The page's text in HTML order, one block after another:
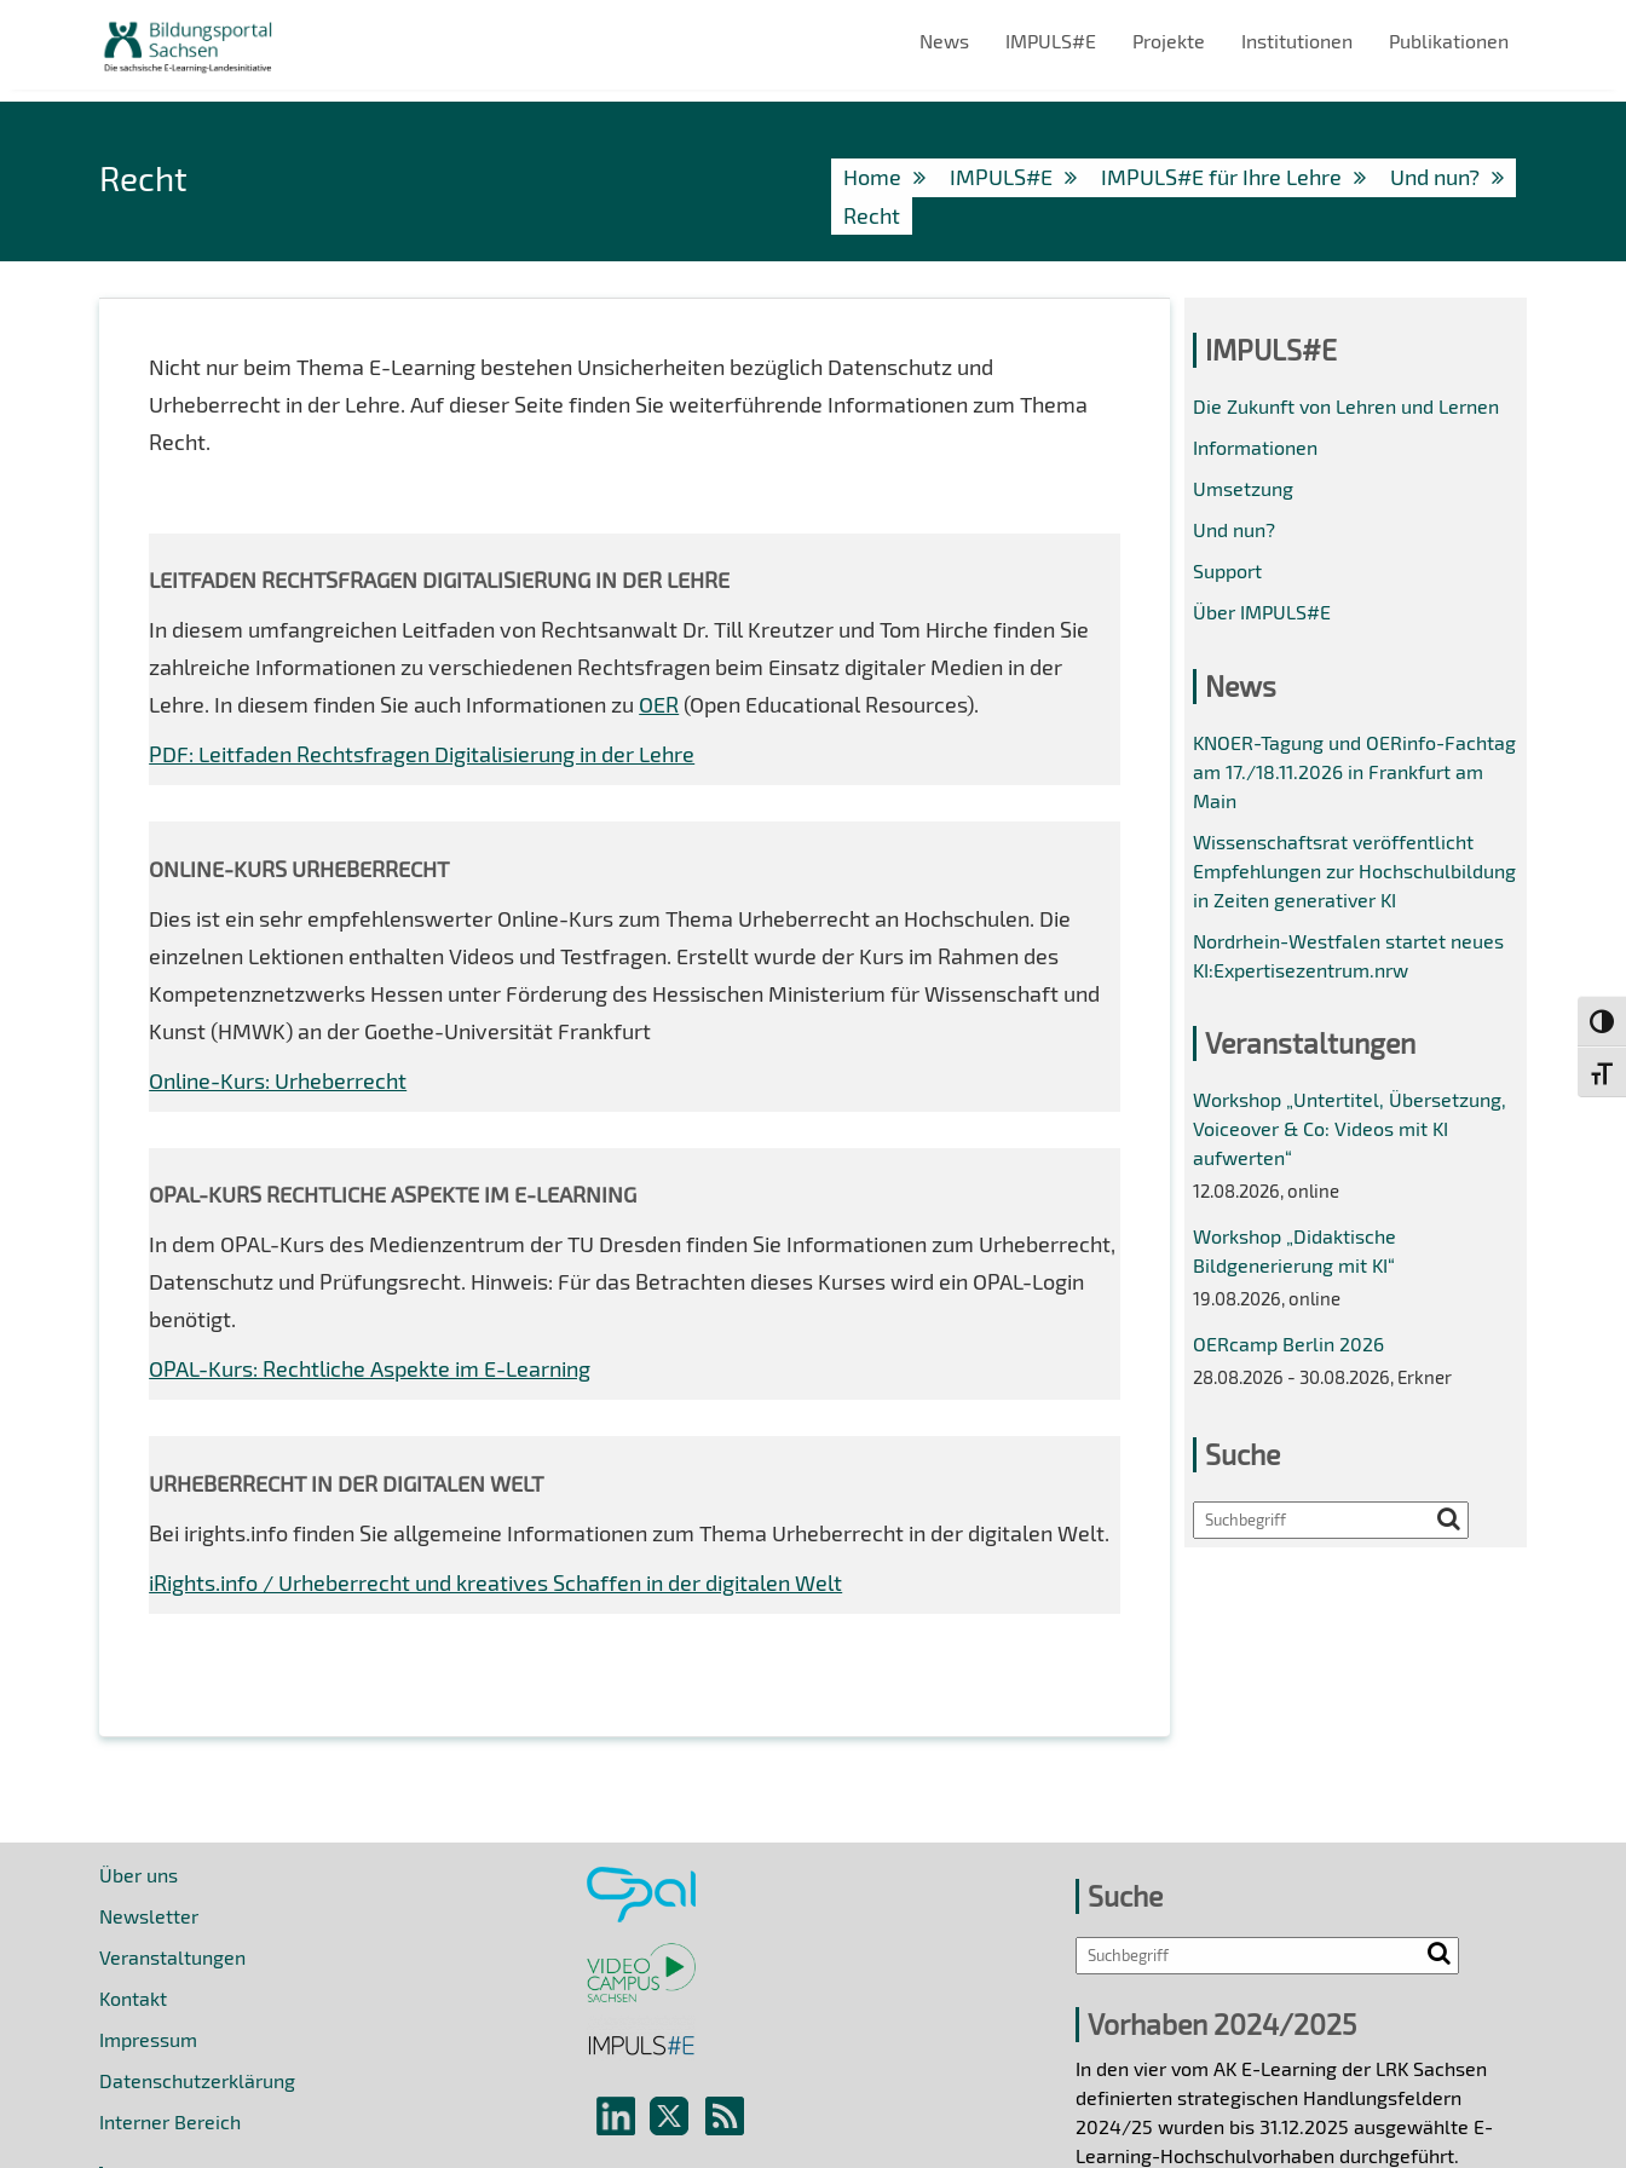
News IMPULS#E Projekte Institutionen Publikationen
Recht Home IMPULS#E IMPULS#E für Ihre Lehre
Und nun?
Recht
Nicht nur beim Thema E-Learning bestehen Unsicherheiten bezüglich Datenschutz und
Urheberrecht in der Lehre. Auf dieser Seite finden Sie weiterführende Informationen zum Thema
Recht.
LEITFADEN RECHTSFRAGEN DIGITALISIERUNG IN DER LEHRE
In diesem umfangreichen Leitfaden von Rechtsanwalt Dr. Till Kreutzer und Tom Hirche finden Sie
zahlreiche Informationen zu verschiedenen Rechtsfragen beim Einsatz digitaler Medien in der
Lehre. In diesem finden Sie auch Informationen zu OER (Open Educational Resources).
PDF: Leitfaden Rechtsfragen Digitalisierung in der Lehre
ONLINE-KURS URHEBERRECHT
Dies ist ein sehr empfehlenswerter Online-Kurs zum Thema Urheberrecht an Hochschulen. Die
einzelnen Lektionen enthalten Videos und Testfragen. Erstellt wurde der Kurs im Rahmen des
Kompetenznetzwerks Hessen unter Förderung des Hessischen Ministerium für Wissenschaft und
Kunst (HMWK) an der Goethe-Universität Frankfurt
Online-Kurs: Urheberrecht
OPAL-KURS RECHTLICHE ASPEKTE IM E-LEARNING
In dem OPAL-Kurs des Medienzentrum der TU Dresden finden Sie Informationen zum Urheberrecht,
Datenschutz und Prüfungsrecht. Hinweis: Für das Betrachten dieses Kurses wird ein OPAL-Login
benötigt.
OPAL-Kurs: Rechtliche Aspekte im E-Learning
URHEBERRECHT IN DER DIGITALEN WELT
Bei irights.info finden Sie allgemeine Informationen zum Thema Urheberrecht in der digitalen Welt.
iRights.info / Urheberrecht und kreatives Schaffen in der digitalen Welt
IMPULS#E
Die Zukunft von Lehren und Lernen
Informationen
Umsetzung
Und nun?
Support
Über IMPULS#E
News
KNOER-Tagung und OERinfo-Fachtag
am 17./18.11.2026 in Frankfurt am
Main
Wissenschaftsrat veröffentlicht
Empfehlungen zur Hochschulbildung
in Zeiten generativer KI
Nordrhein-Westfalen startet neues
KI:Expertisezentrum.nrw
Veranstaltungen
Workshop „Untertitel, Übersetzung,
Voiceover & Co: Videos mit KI
aufwerten“
12.08.2026, online
Workshop „Didaktische
Bildgenerierung mit KI“
19.08.2026, online
OERcamp Berlin 2026
28.08.2026 - 30.08.2026, Erkner
Suche
Search
Über uns
Newsletter
Veranstaltungen
Kontakt
Impressum
Datenschutzerklärung
Interner Bereich
Suche
Vorhaben 2024/2025
In den vier vom AK E-Learning der LRK Sachsen
definierten strategischen Handlungsfeldern
2024/25 wurden bis 31.12.2025 ausgewählte E-
Learning-Hochschulvorhaben durchgeführt.